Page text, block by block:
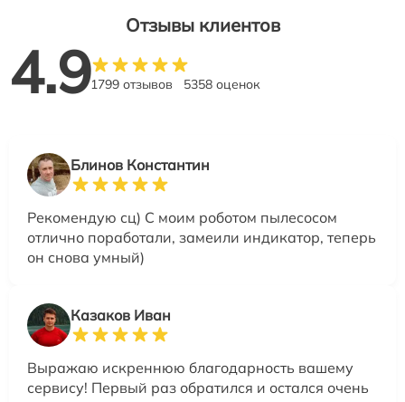
Отзывы клиентов
4.91799 отзывов 5358 оценок
Блинов Константин
Рекомендую сц) С моим роботом пылесосом
отлично поработали, замеили индикатор, теперь
он снова умный)
Казаков Иван
Выражаю искреннюю благодарность вашему
сервису! Первый раз обратился и остался очень